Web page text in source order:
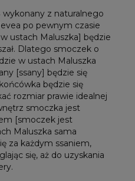
wykonany z naturalnego
po pewnym czasie
ustach Maluszka] będzie
Dlatego smoczek o
w ustach Maluszka
[ssany] będzie się
będzie się
rozmiar prawie idealnej
smoczka jest
[smoczek jest
Maluszka sama
za każdym ssaniem,
się, aż do uzyskania